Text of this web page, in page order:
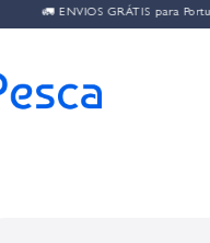
🚛 ENVIOS GRÁTIS para Portugal